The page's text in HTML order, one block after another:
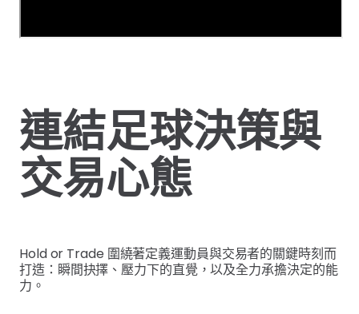
連結足球決策與
交易心態
Hold or Trade 圍繞著定義運動員與交易者的關鍵時刻而
打造：瞬間抉擇、壓力下的直覺，以及全力承擔決定的能
力。